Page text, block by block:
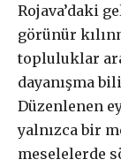
Rojava’daki
görünür
topluluklar
dayanışma
Düzenlenen
yalnızca bir
meselelerde